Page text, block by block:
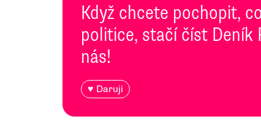
Když chcete pochopit,
politice, stačí číst Deník
nás!
♥ Daruji